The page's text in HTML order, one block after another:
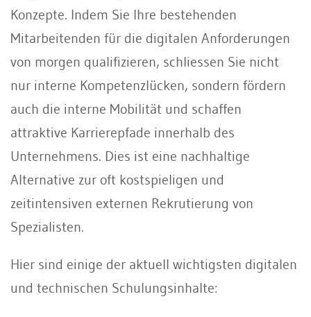
Konzepte. Indem Sie Ihre bestehenden
Mitarbeitenden für die digitalen Anforderungen
von morgen qualifizieren, schliessen Sie nicht
nur interne Kompetenzlücken, sondern fördern
auch die interne Mobilität und schaffen
attraktive Karrierepfade innerhalb des
Unternehmens. Dies ist eine nachhaltige
Alternative zur oft kostspieligen und
zeitintensiven externen Rekrutierung von
Spezialisten.
Hier sind einige der aktuell wichtigsten digitalen
und technischen Schulungsinhalte: